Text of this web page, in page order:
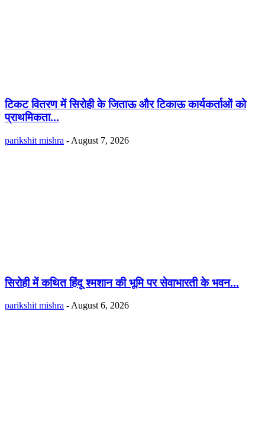
टिकट वितरण में सिरोही के जिताऊ और टिकाऊ कार्यकर्ताओं को
प्राथमिकता...
parikshit mishra - August 7, 2026
सिरोही में कथित हिंदू श्मशान की भूमि पर सेवाभारती के भवन...
parikshit mishra - August 6, 2026